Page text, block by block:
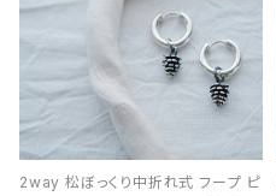
2way 松ぼっくり中折れ式 フープ ピ